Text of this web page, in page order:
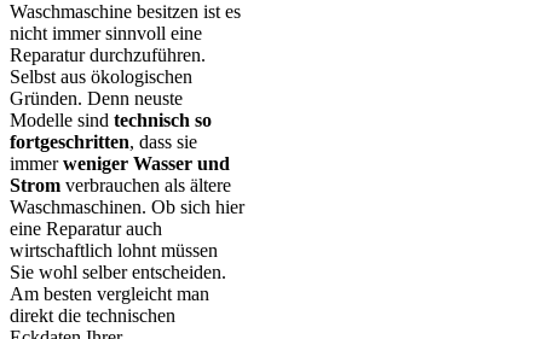
Waschmaschine besitzen ist es
nicht immer sinnvoll eine
Reparatur durchzuführen.
Selbst aus ökologischen
Gründen. Denn neuste
Modelle sind technisch so
fortgeschritten, dass sie
immerweniger Wasser und
Strom verbrauchen als ältere
Waschmaschinen. Ob sich hier
eine Reparatur auch
wirtschaftlich lohnt müssen
Sie wohl selber entscheiden.
Am besten vergleicht man
direkt die technischen